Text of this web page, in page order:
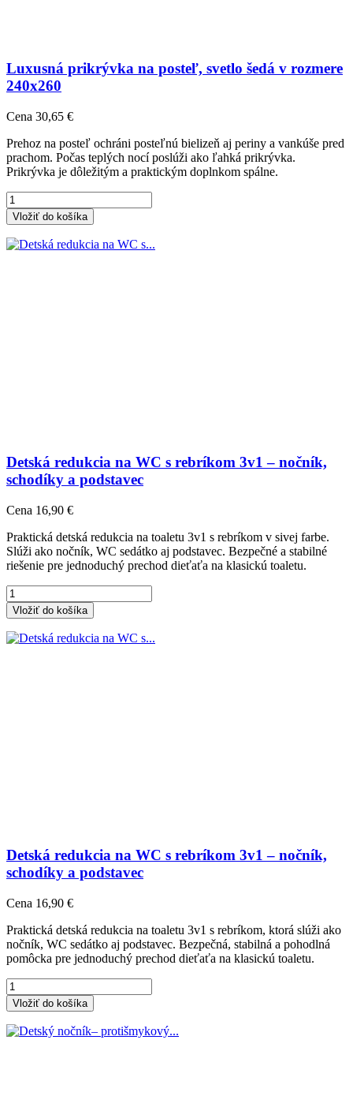
Luxusná prikrývka na posteľ, svetlo šedá v rozmere
240x260
Cena 30,65 €
Prehoz na posteľ ochráni posteľnú bielizeň aj periny a vankúše pred
prachom. Počas teplých nocí poslúži ako ľahká prikrývka.
Prikrývka je dôležitým a praktickým doplnkom spálne.
Vložiť do košíka
Detská redukcia na WC s rebríkom 3v1 – nočník,
schodíky a podstavec
Cena 16,90 €
Praktická detská redukcia na toaletu 3v1 s rebríkom v sivej farbe.
Slúži ako nočník, WC sedátko aj podstavec. Bezpečné a stabilné
riešenie pre jednoduchý prechod dieťaťa na klasickú toaletu.
Vložiť do košíka
Detská redukcia na WC s rebríkom 3v1 – nočník,
schodíky a podstavec
Cena 16,90 €
Praktická detská redukcia na toaletu 3v1 s rebríkom, ktorá slúži ako
nočník, WC sedátko aj podstavec. Bezpečná, stabilná a pohodlná
pomôcka pre jednoduchý prechod dieťaťa na klasickú toaletu.
Vložiť do košíka